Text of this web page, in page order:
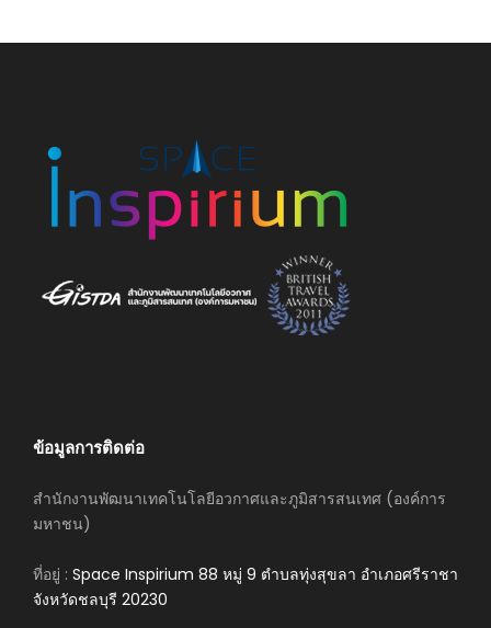
ข้อมูลการติดต่อ
สำนักงานพัฒนาเทคโนโลยีอวกาศและภูมิสารสนเทศ (องค์การ
มหาชน)
ที่อยู่ : Space Inspirium 88 หมู่ 9 ตำบลทุ่งสุขลา อำเภอศรีราชา
จังหวัดชลบุรี 20230